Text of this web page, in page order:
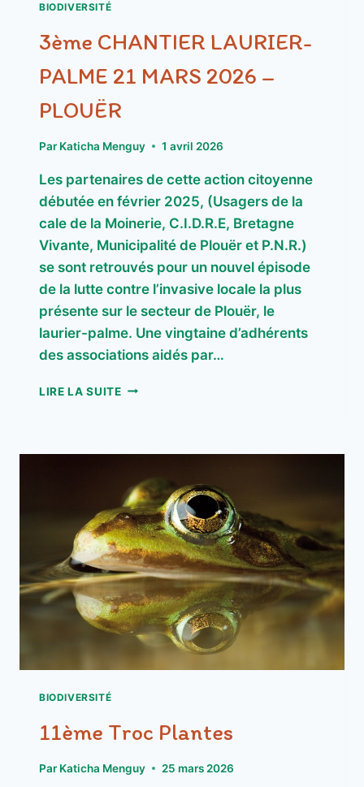
BIODIVERSITÉ
3ème CHANTIER LAURIER-
PALME 21 MARS 2026 –
PLOUËR
Par Katicha Menguy 1 avril 2026
Les partenaires de cette action citoyenne
débutée en février 2025, (Usagers de la
cale de la Moinerie, C.I.D.R.E, Bretagne
Vivante, Municipalité de Plouër et P.N.R.)
se sont retrouvés pour un nouvel épisode
de la lutte contre l’invasive locale la plus
présente sur le secteur de Plouër, le
laurier-palme. Une vingtaine d’adhérents
des associations aidés par…
LIRE LA SUITE3ÈME
21
2026
–
PLOUËR
BIODIVERSITÉ
11ème Troc Plantes
Par Katicha Menguy 25 mars 2026